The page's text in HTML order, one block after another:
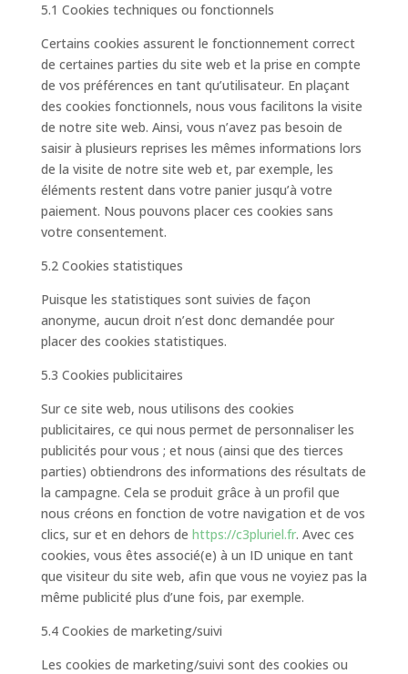
5.1 Cookies techniques ou fonctionnels
Certains cookies assurent le fonctionnement correct
de certaines parties du site web et la prise en compte
de vos préférences en tant qu’utilisateur. En plaçant
des cookies fonctionnels, nous vous facilitons la visite
de notre site web. Ainsi, vous n’avez pas besoin de
saisir à plusieurs reprises les mêmes informations lors
de la visite de notre site web et, par exemple, les
éléments restent dans votre panier jusqu’à votre
paiement. Nous pouvons placer ces cookies sans
votre consentement.
5.2 Cookies statistiques
Puisque les statistiques sont suivies de façon
anonyme, aucun droit n’est donc demandée pour
placer des cookies statistiques.
5.3 Cookies publicitaires
Sur ce site web, nous utilisons des cookies
publicitaires, ce qui nous permet de personnaliser les
publicités pour vous ; et nous (ainsi que des tierces
parties) obtiendrons des informations des résultats de
la campagne. Cela se produit grâce à un profil que
nous créons en fonction de votre navigation et de vos
clics, sur et en dehors de https://c3pluriel.fr. Avec ces
cookies, vous êtes associé(e) à un ID unique en tant
que visiteur du site web, afin que vous ne voyiez pas la
même publicité plus d’une fois, par exemple.
5.4 Cookies de marketing/suivi
Les cookies de marketing/suivi sont des cookies ou